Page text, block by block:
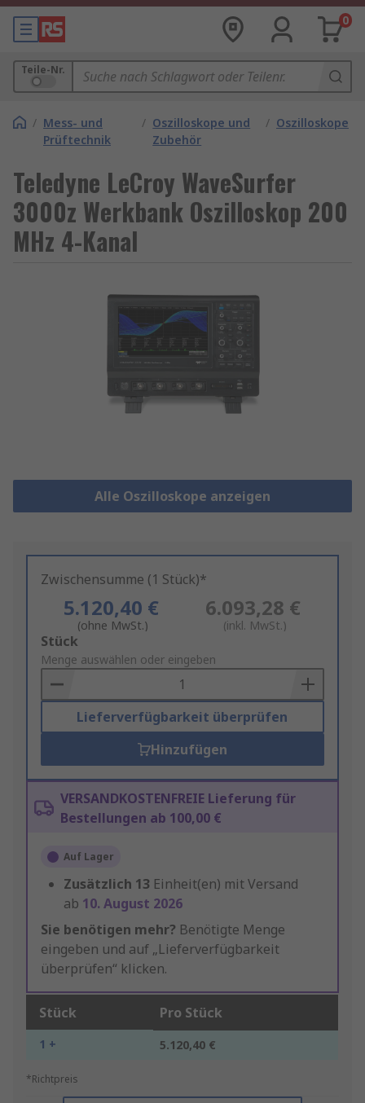
0
Teile-Nr.
/ Mess- und
Prüftechnik
/ Oszilloskope und
Zubehör
/ Oszilloskope
Teledyne LeCroy WaveSurfer
3000z Werkbank Oszilloskop 200
MHz 4-Kanal
Alle Oszilloskope anzeigen
Zwischensumme (1 Stück)*
5.120,40 €
(ohne MwSt.)
6.093,28 €
(inkl. MwSt.)
Add
to
Basket
Stück
Menge auswählen oder eingeben
Lieferverfügbarkeit überprüfen
Hinzufügen
VERSANDKOSTENFREIE Lieferung für
Bestellungen ab 100,00 €
Auf Lager
Zusätzlich 13 Einheit(en) mit Versand
ab 10. August 2026
Sie benötigen mehr? Benötigte Menge
eingeben und auf „Lieferverfügbarkeit
überprüfen“ klicken.
Stück Pro Stück
1 + 5.120,40 €
*Richtpreis